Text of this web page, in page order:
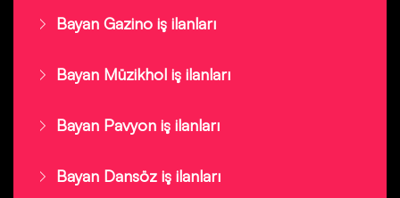
Bayan Gazino iş ilanları
Bayan Müzikhol iş ilanları
Bayan Pavyon iş ilanları
Bayan Dansöz iş ilanları